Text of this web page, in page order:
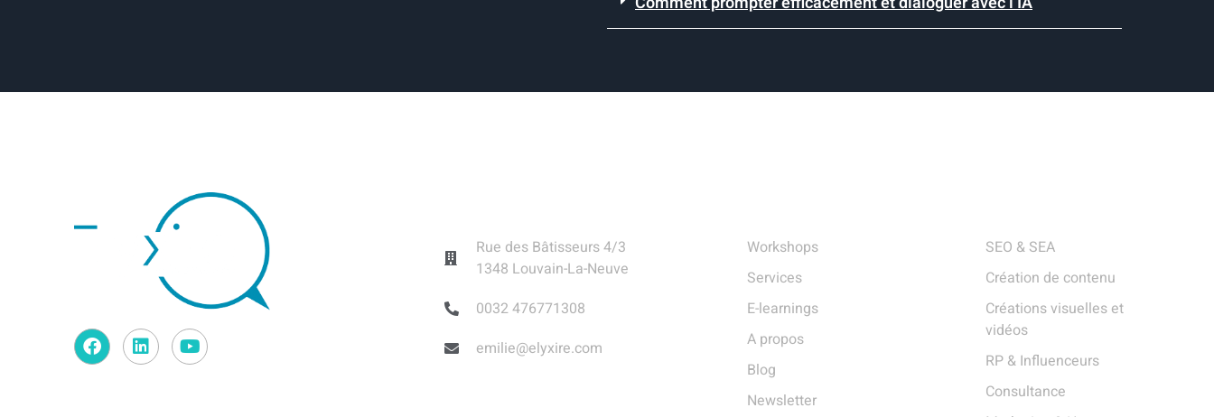
Rue des Bâtisseurs 4/3
1348 Louvain-La-Neuve
0032 476771308
emilie@elyxire.com
Workshops
Services
E-learnings
A propos
Blog
Newsletter
SEO & SEA
Création de contenu
Créations visuelles et
vidéos
RP & Influenceurs
Consultance